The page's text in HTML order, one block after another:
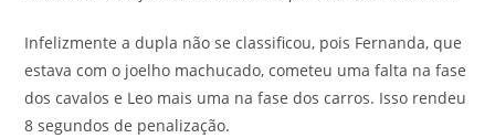
Infelizmente a dupla não se classificou, pois Fernanda, que
estava com o joelho machucado, cometeu uma falta na fase
dos cavalos e Leo mais uma na fase dos carros. Isso rendeu
8 segundos de penalização.